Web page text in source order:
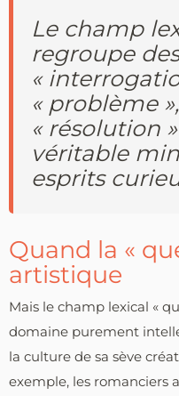
Le champ
regroupe
«
« problème
« résolution
véritable
esprits
Quand la «
artistique
Mais le champ lexical «
domaine purement
la culture de sa sève
exemple, les romanciers